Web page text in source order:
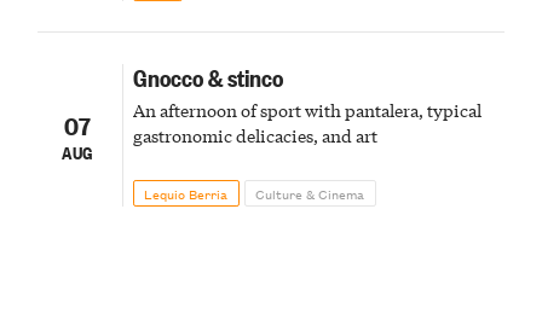
07
AUG
Gnocco & stinco
An afternoon of sport with pantalera, typical
gastronomic delicacies, and art
Lequio Berria Culture & Cinema